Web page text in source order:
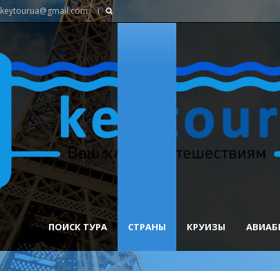
keytourua@gmail.com
ПОИСК ТУРА СТРАНЫ КРУИЗЫ